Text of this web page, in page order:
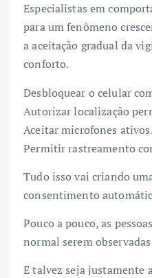
Especialistas em
para um fenômeno
a aceitação gradual da
conforto.
Desbloquear o celular
Autorizar localização
Aceitar microfones
Permitir rastreamento
Tudo isso vai criando
consentimento
Pouco a pouco, as
normal serem
E talvez seja justamente